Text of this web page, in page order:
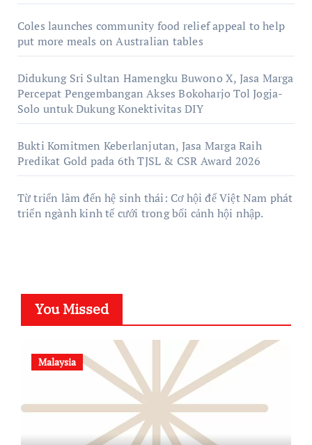
Coles launches community food relief appeal to help
put more meals on Australian tables
Didukung Sri Sultan Hamengku Buwono X, Jasa Marga
Percepat Pengembangan Akses Bokoharjo Tol Jogja-
Solo untuk Dukung Konektivitas DIY
Bukti Komitmen Keberlanjutan, Jasa Marga Raih
Predikat Gold pada 6th TJSL & CSR Award 2026
Từ triển lãm đến hệ sinh thái: Cơ hội để Việt Nam phát
triển ngành kinh tế cưới trong bối cảnh hội nhập.
You Missed
Malaysia